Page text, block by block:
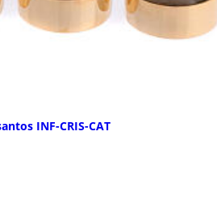
INF-CRIS-CAT